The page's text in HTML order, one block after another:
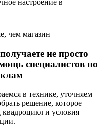
настроение в
чем магазин
не просто
специалистов по
в технике, уточняем
решение, которое
квадроцикл и условия